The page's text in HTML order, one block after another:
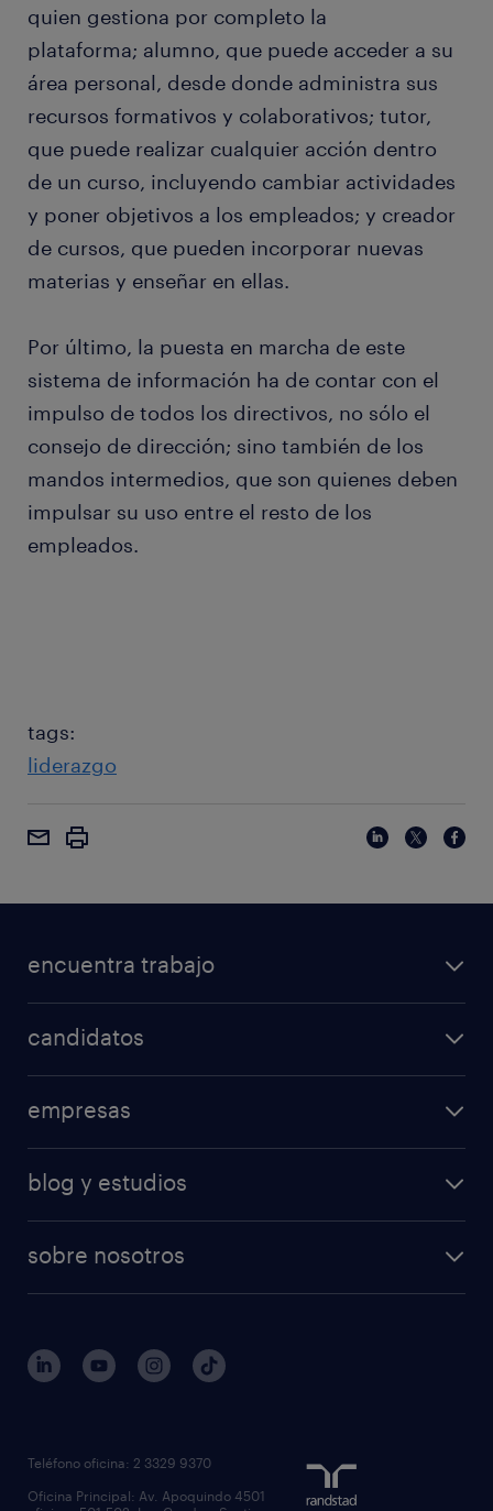
quien gestiona por completo la
plataforma; alumno, que puede acceder a su
área personal, desde donde administra sus
recursos formativos y colaborativos; tutor,
que puede realizar cualquier acción dentro
de un curso, incluyendo cambiar actividades
y poner objetivos a los empleados; y creador
de cursos, que pueden incorporar nuevas
materias y enseñar en ellas.
Por último, la puesta en marcha de este
sistema de información ha de contar con el
impulso de todos los directivos, no sólo el
consejo de dirección; sino también de los
mandos intermedios, que son quienes deben
impulsar su uso entre el resto de los
empleados.
tags:
liderazgo
encuentra trabajo
candidatos
empresas
blog y estudios
sobre nosotros
Teléfono oficina: 2 3329 9370
Oficina Principal: Av. Apoquindo 4501